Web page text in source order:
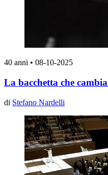
40 anni • 08-10-2025
La bacchetta che
di Stefano Nardelli